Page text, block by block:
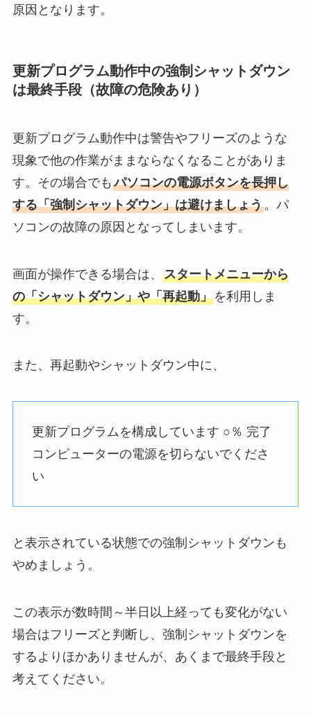
原因となります。
更新プログラム動作中の強制シャットダウン
は最終手段（故障の危険あり）
更新プログラム動作中は警告やフリーズのような
現象で他の作業がままならなくなることがありま
す。その場合でも パソコンの電源ボタンを長押し
する「強制シャットダウン」は避けましょう。パ
ソコンの故障の原因となってしまいます。
画面が操作できる場合は、 スタートメニューから
の「シャットダウン」や「再起動」を利用しま
す。
また、再起動やシャットダウン中に、
更新プログラムを構成しています ○％ 完了
コンピューターの電源を切らないでくださ
い
と表示されている状態での強制シャットダウンも
やめましょう。
この表示が数時間～半日以上経っても変化がない
場合はフリーズと判断し、強制シャットダウンを
するよりほかありませんが、あくまで最終手段と
考えてください。